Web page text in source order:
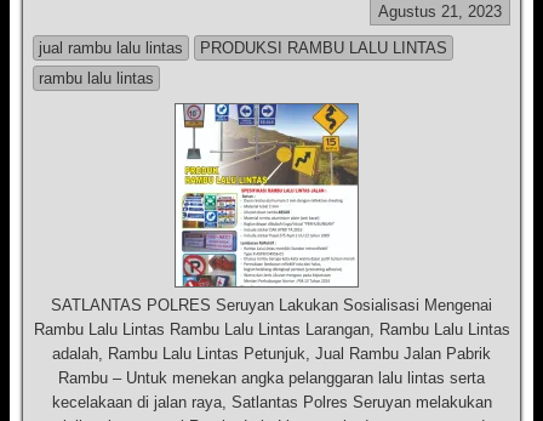
Agustus 21, 2023
jual rambu lalu lintas
PRODUKSI RAMBU LALU LINTAS
rambu lalu lintas
SATLANTAS POLRES Seruyan Lakukan Sosialisasi Mengenai
Rambu Lalu Lintas Rambu Lalu Lintas Larangan, Rambu Lalu Lintas
adalah, Rambu Lalu Lintas Petunjuk, Jual Rambu Jalan Pabrik
Rambu – Untuk menekan angka pelanggaran lalu lintas serta
kecelakaan di jalan raya, Satlantas Polres Seruyan melakukan